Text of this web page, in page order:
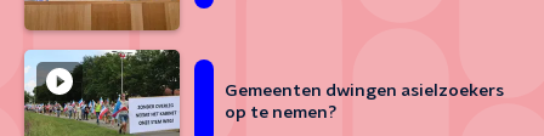
Gemeenten dwingen asielzoekers
op te nemen?